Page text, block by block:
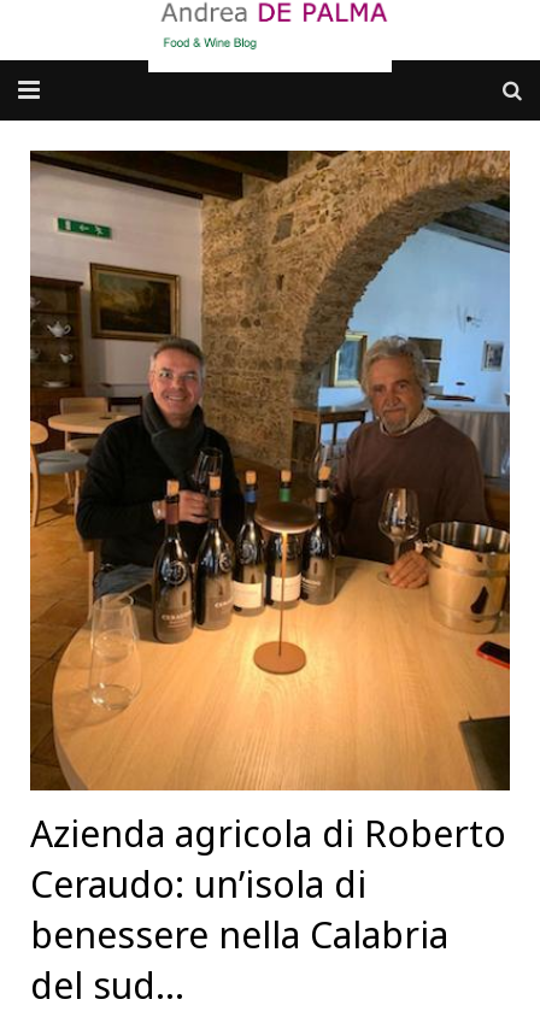
Galleria fotografica
cosa BERE
dove MANGIARE
cosa CUCINARE
dove ANDARE
Punti di vista e approfondimenti
Contatti
Azienda agricola di Roberto
Ceraudo: un’isola di
benessere nella Calabria
del sud…